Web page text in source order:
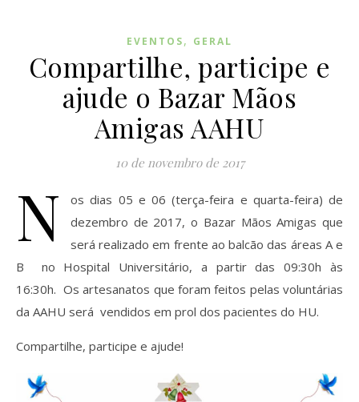
EVENTOS, GERAL
Compartilhe, participe e
ajude o Bazar Mãos
Amigas AAHU
10 de novembro de 2017
N
os dias 05 e 06 (terça-feira e quarta-feira) de
dezembro de 2017, o Bazar Mãos Amigas que
será realizado em frente ao balcão das áreas A e
B no Hospital Universitário, a partir das 09:30h às
16:30h. Os artesanatos que foram feitos pelas voluntárias
da AAHU será vendidos em prol dos pacientes do HU.
Compartilhe, participe e ajude!